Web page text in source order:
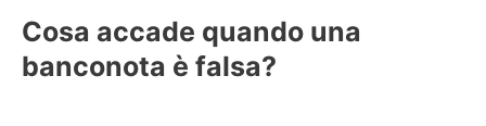
Cosa accade quando una
banconota è falsa?